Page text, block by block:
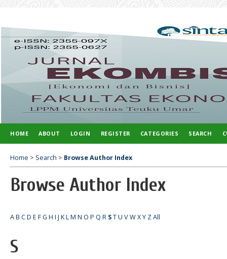
HOME ABOUT LOGIN REGISTER CATEGORIES SEARCH
Home > Search > Browse Author Index
Browse Author Index
AB CD E FG H I J KLM N O P Q R STU VWXY ZAll
S